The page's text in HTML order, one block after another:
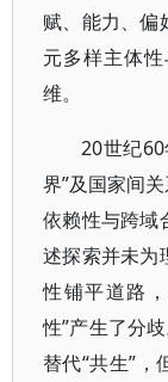
赋、能力、偏
元多样主体
维。
20世纪
界”及国家间
依赖性与跨域
述探索并未为
性铺平道路
性”产生了分
替代“共生”